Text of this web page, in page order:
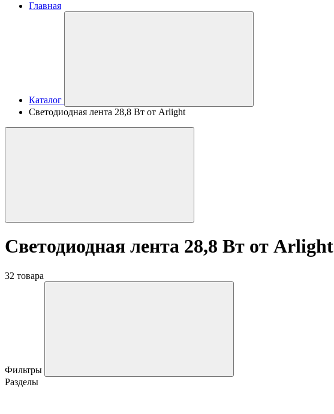
Главная
Каталог
Светодиодная лента 28,8 Вт от Arlight
Светодиодная лента 28,8 Вт от Arlight
32 товара
Фильтры
Разделы